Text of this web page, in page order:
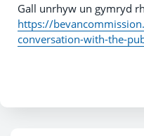
Gall unrhyw un gymryd
https://
conversation-with-the-